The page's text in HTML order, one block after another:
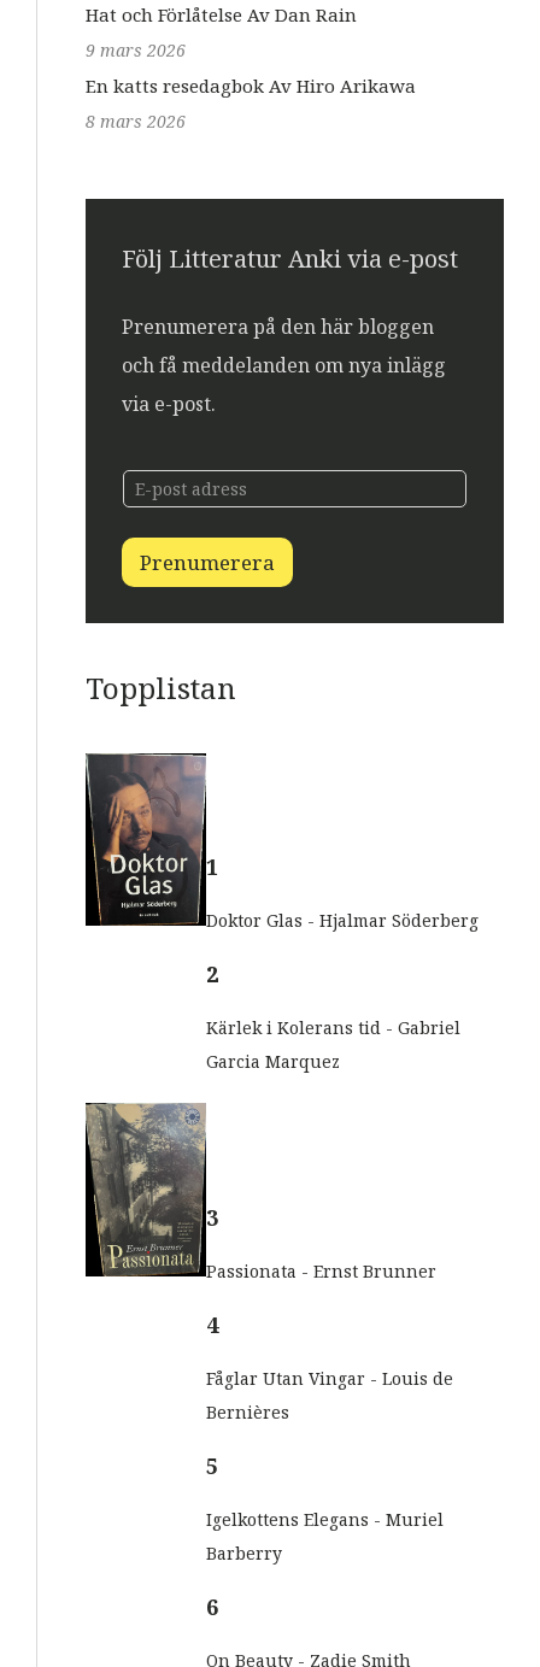
Hat och Förlåtelse Av Dan Rain
9 mars 2026
En katts resedagbok Av Hiro Arikawa
8 mars 2026
Följ Litteratur Anki via e-post
Prenumerera på den här bloggen
och få meddelanden om nya inlägg
via e-post.
p
o
s
t
-
s
t
-
p
o
s
t
E
-
o
s
t
Prenumerera
Topplistan
1
Doktor Glas - Hjalmar Söderberg
2
Kärlek i Kolerans tid - Gabriel
Garcia Marquez
3
Passionata - Ernst Brunner
4
Fåglar Utan Vingar - Louis de
Bernières
5
Igelkottens Elegans - Muriel
Barberry
6
On Beauty - Zadie Smith